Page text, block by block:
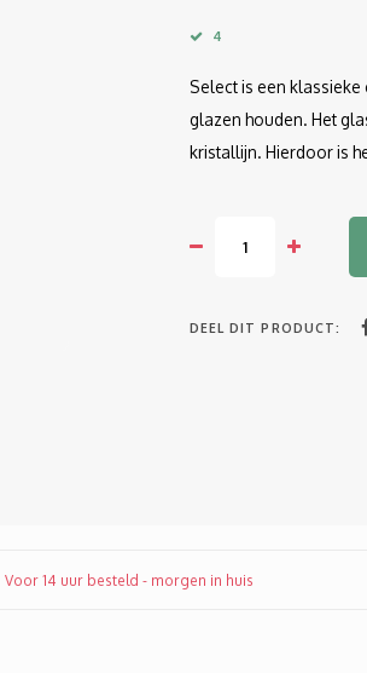
4
Select is een
glazen houden. Het
kristallijn. Hierdoor is
DEEL DIT PRODUCT:
Voor 14 uur besteld - morgen in huis